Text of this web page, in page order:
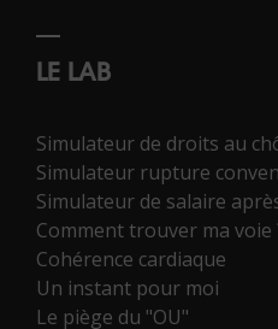
LE LAB
Simulateur de droits au
Simulateur rupture
Simulateur de salaire
Comment trouver ma voie
Cohérence cardiaque
Un instant pour moi
Le piège du "OU"